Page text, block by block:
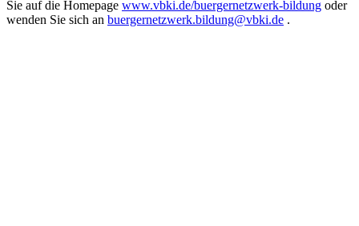
Sie auf die Homepage www.vbki.de/buergernetzwerk-bildung oder
wenden Sie sich an buergernetzwerk.bildung@vbki.de .